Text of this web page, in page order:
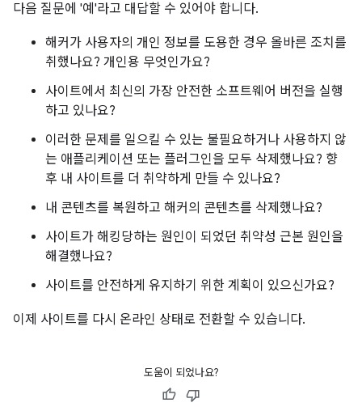
다음 질문에 '예'라고 대답할 수 있어야 합니다.
해커가 사용자의 개인 정보를 도용한 경우 올바른 조치를
취했나요? 개인용 무엇인가요?
사이트에서 최신의 가장 안전한 소프트웨어 버전을 실행
하고 있나요?
이러한 문제를 일으킬 수 있는 불필요하거나 사용하지 않
는 애플리케이션 또는 플러그인을 모두 삭제했나요? 향
후 내 사이트를 더 취약하게 만들 수 있나요?
내 콘텐츠를 복원하고 해커의 콘텐츠를 삭제했나요?
사이트가 해킹당하는 원인이 되었던 취약성 근본 원인을
해결했나요?
사이트를 안전하게 유지하기 위한 계획이 있으신가요?
이제 사이트를 다시 온라인 상태로 전환할 수 있습니다.
도움이 되었나요?